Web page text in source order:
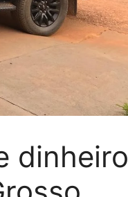
dinheiro